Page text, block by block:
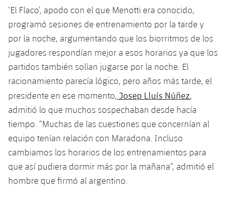
‘El Flaco’, apodo con el que Menotti era conocido,
programó sesiones de entrenamiento por la tarde y
por la noche, argumentando que los biorritmos de los
jugadores respondían mejor a esos horarios ya que los
partidos también solían jugarse por la noche. El
racionamiento parecía lógico, pero años más tarde, el
presidente en ese momento, Josep Lluís Núñez,
admitió lo que muchos sospechaban desde hacía
tiempo. “Muchas de las cuestiones que concernían al
equipo tenían relación con Maradona. Incluso
cambiamos los horarios de los entrenamientos para
que así pudiera dormir más por la mañana”, admitió el
hombre que firmó al argentino.